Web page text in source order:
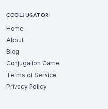
COOLJUGATOR
Home
About
Blog
Conjugation Game
Terms of Service
Privacy Policy